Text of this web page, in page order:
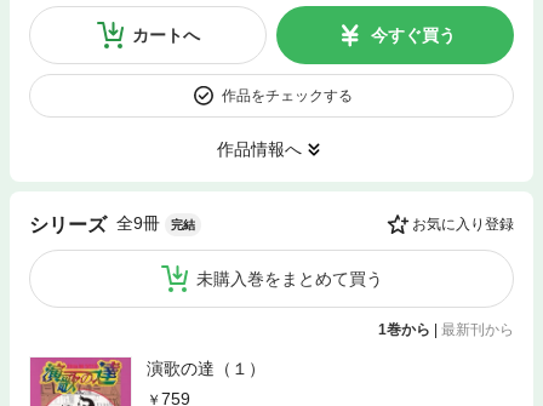
カートへ 今すぐ買う
作品をチェックする
作品情報へ
シリーズ 全9冊 完結 お気に入り登録
未購入巻をまとめて買う
1巻から | 最新刊から
演歌の達（１）
759